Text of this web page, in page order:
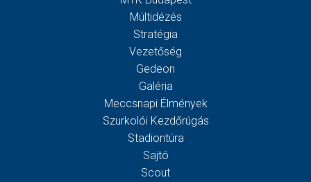
Múltidézés
Stratégia
Vezetőség
Gedeon
Galéria
Meccsnapi Élmények
Szurkolói Kezdőrúgás
Stadiontúra
Sajtó
Scout